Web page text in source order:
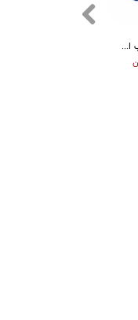
الکتروپمپ (پمپ اب ) ویگو بشقابی 0/5 اسب پروانه پلاستیک CPM130